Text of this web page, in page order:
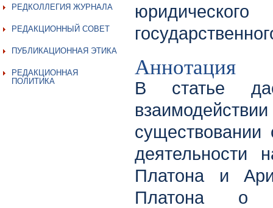
РЕДКОЛЛЕГИЯ ЖУРНАЛА
РЕДАКЦИОННЫЙ СОВЕТ
ПУБЛИКАЦИОННАЯ ЭТИКА
РЕДАКЦИОННАЯ
ПОЛИТИКА
Аннотация
В статье
деятельности
Платона и
Платона о